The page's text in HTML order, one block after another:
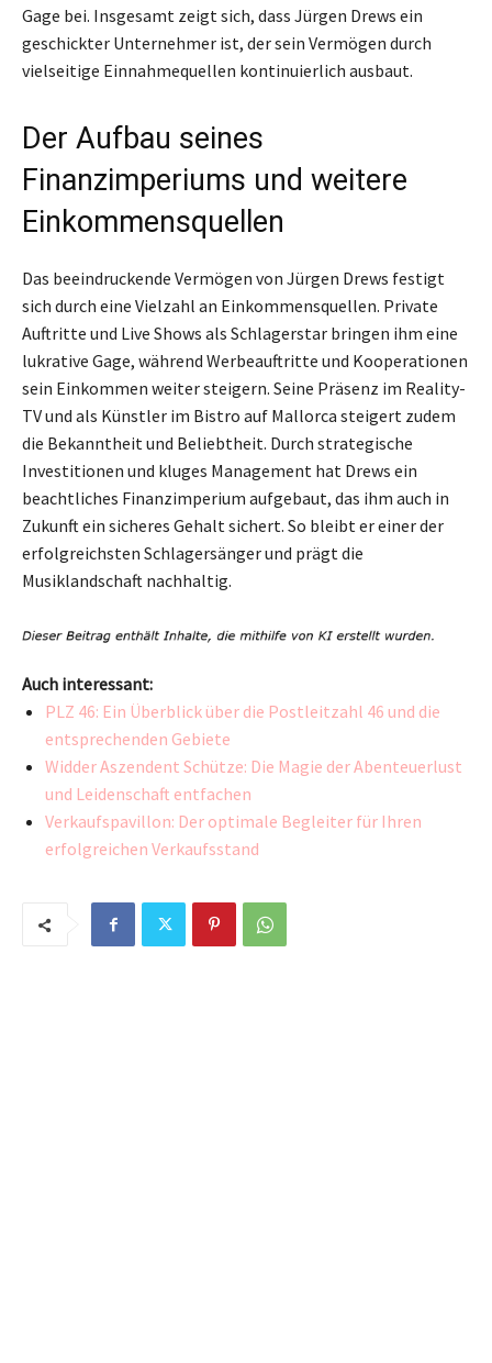
Gage bei. Insgesamt zeigt sich, dass Jürgen Drews ein
geschickter Unternehmer ist, der sein Vermögen durch
vielseitige Einnahmequellen kontinuierlich ausbaut.
Der Aufbau seines
Finanzimperiums und weitere
Einkommensquellen
Das beeindruckende Vermögen von Jürgen Drews festigt
sich durch eine Vielzahl an Einkommensquellen. Private
Auftritte und Live Shows als Schlagerstar bringen ihm eine
lukrative Gage, während Werbeauftritte und Kooperationen
sein Einkommen weiter steigern. Seine Präsenz im Reality-
TV und als Künstler im Bistro auf Mallorca steigert zudem
die Bekanntheit und Beliebtheit. Durch strategische
Investitionen und kluges Management hat Drews ein
beachtliches Finanzimperium aufgebaut, das ihm auch in
Zukunft ein sicheres Gehalt sichert. So bleibt er einer der
erfolgreichsten Schlagersänger und prägt die
Musiklandschaft nachhaltig.
Auch interessant:
PLZ 46: Ein Überblick über die Postleitzahl 46 und die
entsprechenden Gebiete
Widder Aszendent Schütze: Die Magie der Abenteuerlust
und Leidenschaft entfachen
Verkaufspavillon: Der optimale Begleiter für Ihren
erfolgreichen Verkaufsstand